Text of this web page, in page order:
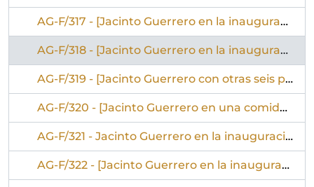
AG-F/317 - [Jacinto Guerrero en la inauguración de la calle Trástamara, en Toledo, dedicada a él]
AG-F/318 - [Jacinto Guerrero en la inauguración de la calle Trástamara, en Toledo, dedicada a él]
AG-F/319 - [Jacinto Guerrero con otras seis personas en la escalinata de un edificio en Madrid]
AG-F/320 - [Jacinto Guerrero en una comida en Madrid con un grupo numeroso]
AG-F/321 - Jacinto Guerrero en la inauguración de la calle Trastámara, en Toledo
AG-F/322 - [Jacinto Guerrero en la inauguración de la calle Trastámara, en Toledo, dedicada a él]